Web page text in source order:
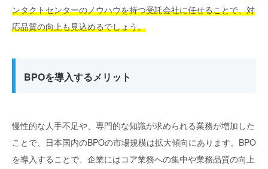
ンタクトセンターのノウハウを持つ受託会社に任せることで、対
応品質の向上も見込めるでしょう。
BPOを導入するメリット
慢性的な人手不足や、専門的な知識が求められる業務が増加した
ことで、日本国内のBPOの市場規模は拡大傾向にあります。BPO
を導入することで、企業にはコア業務への集中や業務品質の向上